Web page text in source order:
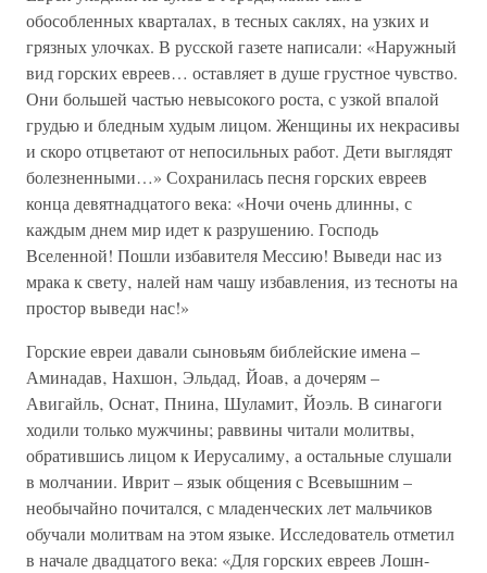
обособленных кварталах‚ в тесных саклях‚ на узких и
грязных улочках. В русской газете написали: «Наружный
вид горских евреев… оставляет в душе грустное чувство.
Они большей частью невысокого роста, с узкой впалой
грудью и бледным худым лицом. Женщины их некрасивы
и скоро отцветают от непосильных работ. Дети выглядят
болезненными…» Сохранилась песня горских евреев
конца девятнадцатого века: «Ночи очень длинны‚ с
каждым днем мир идет к разрушению. Господь
Вселенной! Пошли избавителя Мессию! Выведи нас из
мрака к свету‚ налей нам чашу избавления‚ из тесноты на
простор выведи нас!»
Горские евреи давали сыновьям библейские имена –
Аминадав‚ Нахшон‚ Эльдад‚ Йоав‚ а дочерям –
Авигайль‚ Оснат‚ Пнина‚ Шуламит‚ Йоэль. В синагоги
ходили только мужчины; раввины читали молитвы‚
обратившись лицом к Иерусалиму‚ а остальные слушали
в молчании. Иврит – язык общения с Всевышним –
необычайно почитался, с младенческих лет мальчиков
обучали молитвам на этом языке. Исследователь отметил
в начале двадцатого века: «Для горских евреев Лошн-